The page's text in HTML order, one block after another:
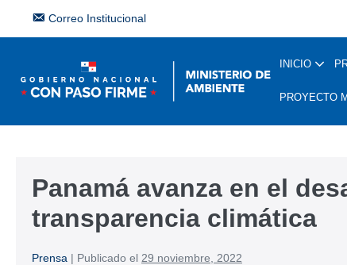
Correo Institucional
INICIO
PROYECTO
Panamá avanza en el
transparencia climática
Prensa | Publicado el 29 noviembre, 2022